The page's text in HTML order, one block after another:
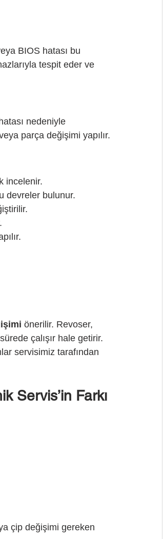
BIOS hatası bu
tespit eder ve
nedeniyle
parça değişimi yapılır.
incelenir.
devreler bulunur.
önerilir. Revoser,
çalışır hale getirir.
servisimiz tarafından
Servis’in Farkı
çip değişimi gereken